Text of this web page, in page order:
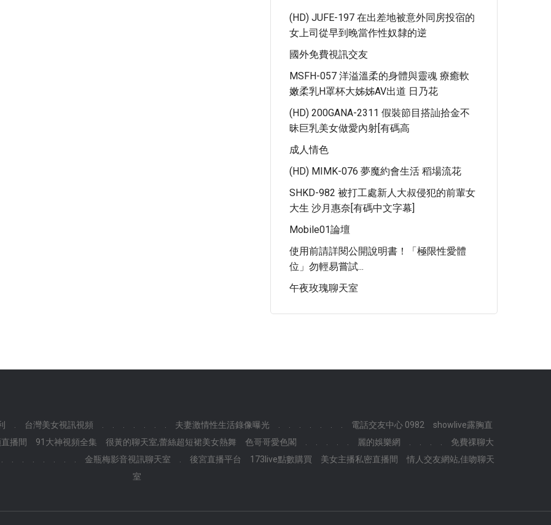
(HD) JUFE-197 在出差地被意外同房投宿的
女上司從早到晚當作性奴隸的逆
國外免費視訊交友
MSFH-057 洋溢溫柔的身體與靈魂 療癒軟
嫩柔乳H罩杯大姊姊AV出道 日乃花
(HD) 200GANA-2311 假裝節目搭訕拾金不
昧巨乳美女做愛內射[有碼高
成人情色
(HD) MIMK-076 夢魔約會生活 稻場流花
SHKD-982 被打工處新人大叔侵犯的前輩女
大生 沙月惠奈[有碼中文字幕]
Mobile01論壇
使用前請詳閱公開說明書！「極限性愛體
位」勿輕易嘗試...
午夜玫瑰聊天室
台灣美女視訊視頻 夫妻激情性生活錄像曝光 電話交友中心 0982
showlive露胸直
播間 91大神視頻全集 很黃的聊天室,蕾絲超短裙美女熱舞 色哥哥愛色閣 麗的娛樂網
免費祼聊大
金瓶梅影音視訊聊天室 後宮直播平台 173live點數購買 美女主播私密直播間
情人交友網站,佳吻聊天
室